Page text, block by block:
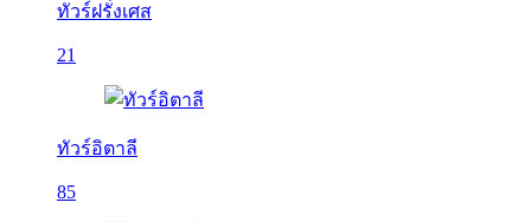
ทัวร์ฝรั่งเศส
21
ทัวร์อิตาลี
85